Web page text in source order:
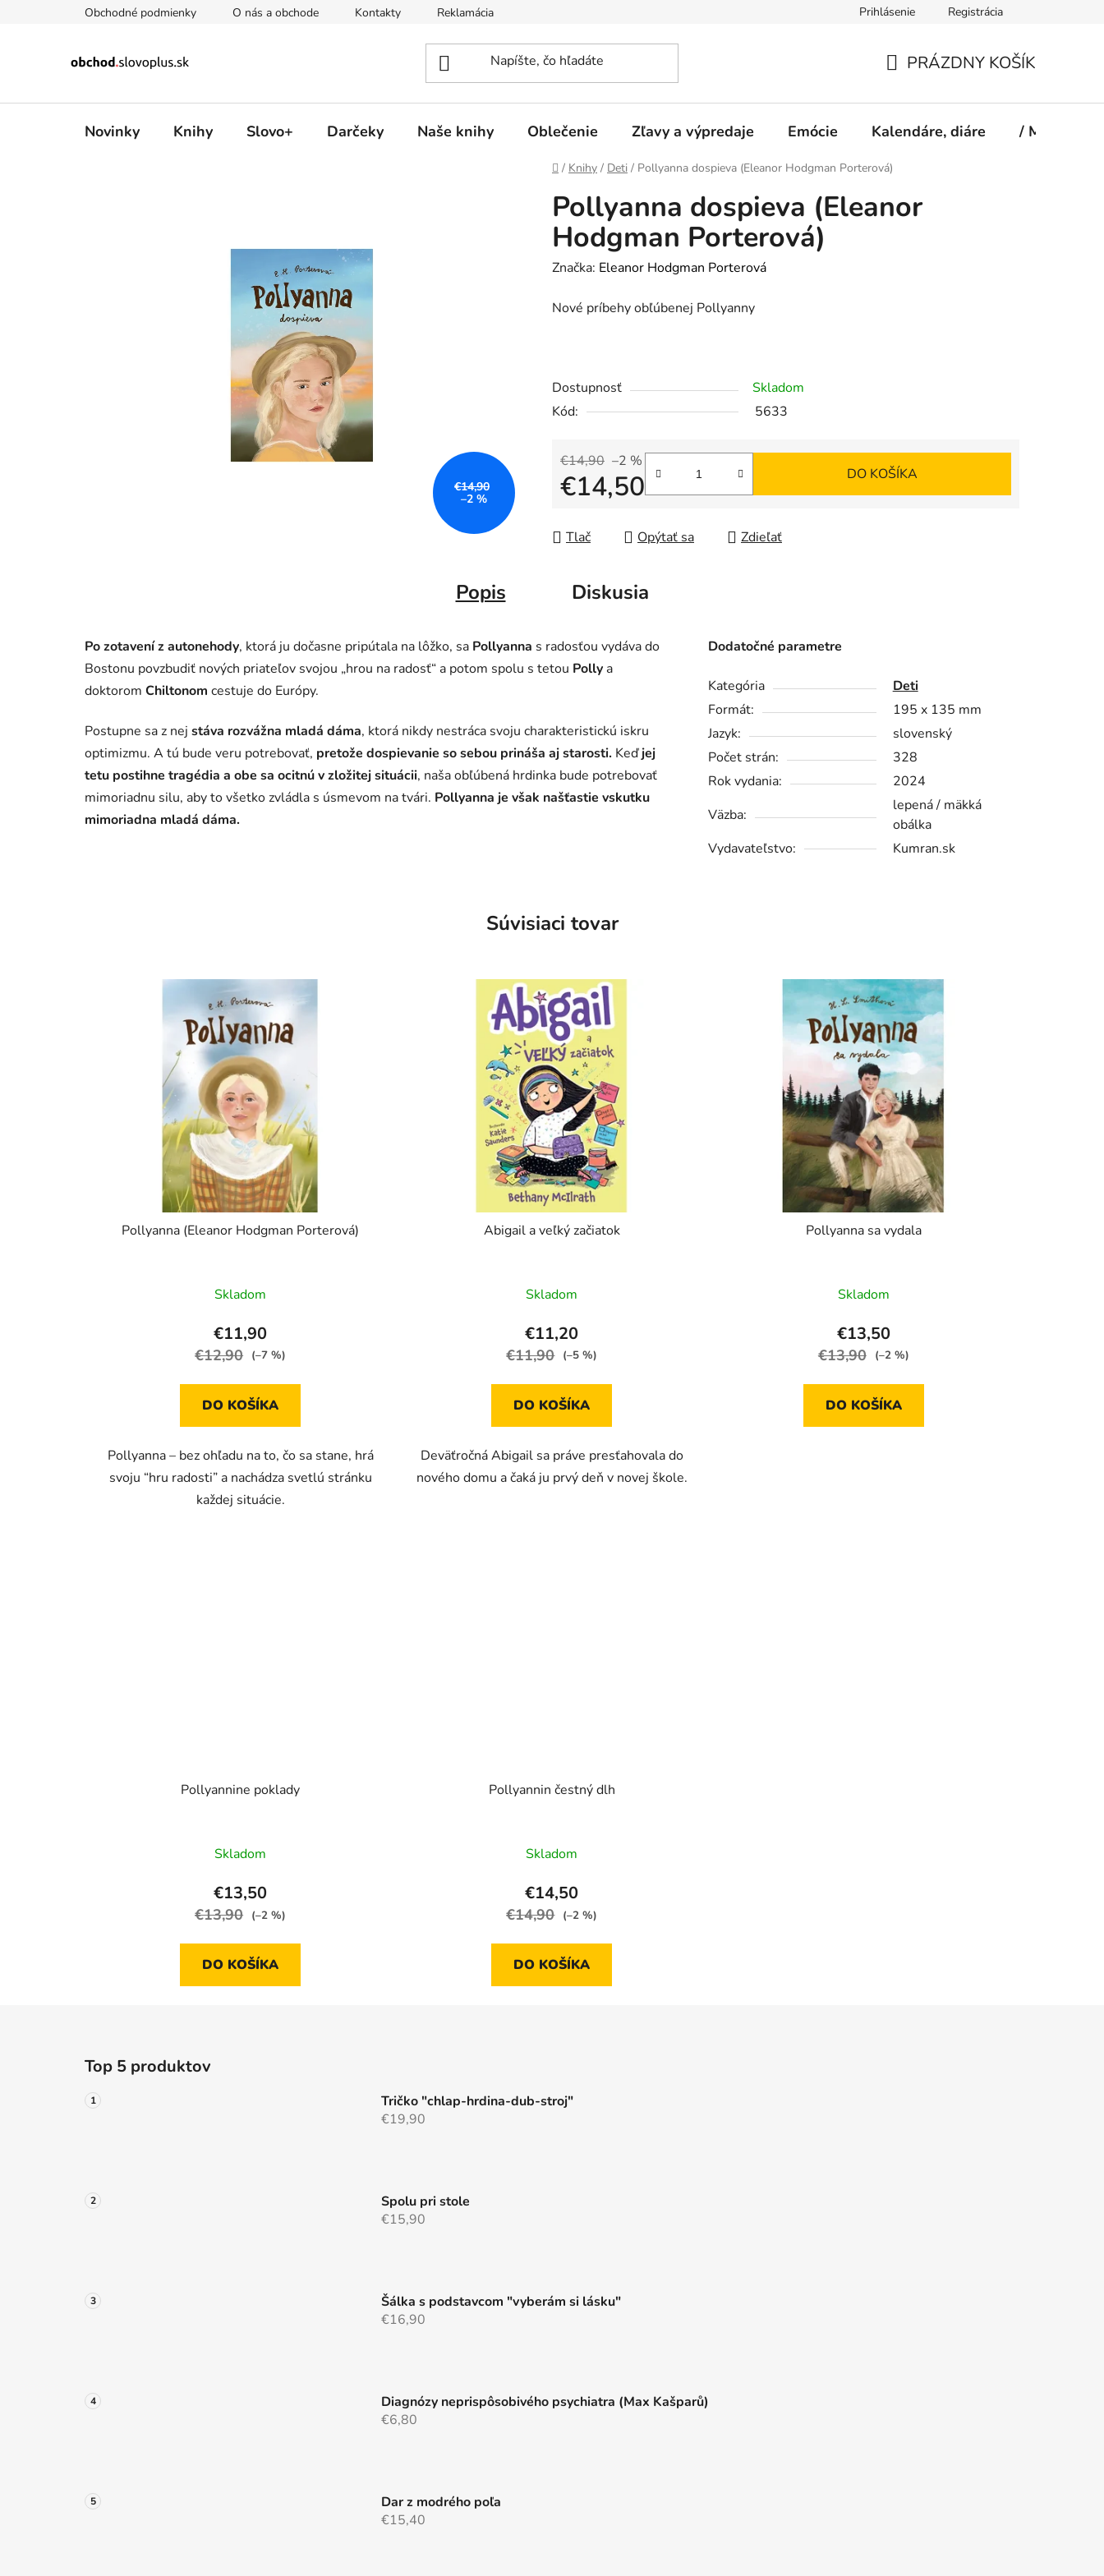
Obchodné podmienky O nás a obchode Kontakty Reklamácia Prihlásenie Registrácia
KOŠÍK
PRÁZDNY KOŠÍK
Novinky Knihy Slovo+ Darčeky Naše knihy Oblečenie Zľavy a výpredaje Emócie Kalendáre, diáre / Magazín
Domov
/ Knihy / Deti / Pollyanna dospieva (Eleanor Hodgman Porterová)
Pollyanna dospieva (Eleanor
Hodgman Porterová)
Značka: Eleanor Hodgman Porterová
Nové príbehy obľúbenej Pollyanny
Dostupnosť
Skladom
Kód:
5633
€14,90 –2 %
€14,50 DO KOŠÍKA
Tlač Opýtať sa Zdieľať
€14,90
–2 %
Popis Diskusia
Po zotavení z autonehody, ktorá ju dočasne pripútala na lôžko, sa Pollyanna s radosťou vydáva do
Bostonu povzbudiť nových priateľov svojou „hrou na radosť“ a potom spolu s tetou Polly a
doktorom Chiltonom cestuje do Európy.
Postupne sa z nej stáva rozvážna mladá dáma, ktorá nikdy nestráca svoju charakteristickú iskru
optimizmu. A tú bude veru potrebovať, pretože dospievanie so sebou prináša aj starosti. Keďjej
tetu postihne tragédia a obe sa ocitnú v zložitej situácii, naša obľúbená hrdinka bude potrebovať
mimoriadnu silu, aby to všetko zvládla s úsmevom na tvári. Pollyanna je však našťastie vskutku
mimoriadna mladá dáma.
Dodatočné parametre
Kategória
Deti
Formát:
195 x 135 mm
Jazyk:
slovenský
Počet strán:
328
Rok vydania:
2024
Väzba:
lepená / mäkká
obálka
Vydavateľstvo:
Kumran.sk
Súvisiaci tovar
Pollyanna (Eleanor Hodgman Porterová)
Skladom
€11,90
€12,90 (–7 %)
DO KOŠÍKA
Pollyanna – bez ohľadu na to, čo sa stane, hrá
svoju “hru radosti” a nachádza svetlú stránku
každej situácie.
Abigail a veľký začiatok
Skladom
€11,20
€11,90 (–5 %)
DO KOŠÍKA
Deväťročná Abigail sa práve presťahovala do
nového domu a čaká ju prvý deň v novej škole.
Pollyanna sa vydala
Skladom
€13,50
€13,90 (–2 %)
DO KOŠÍKA
Pollyannine poklady
Skladom
€13,50
€13,90 (–2 %)
DO KOŠÍKA
Pollyannin čestný dlh
Skladom
€14,50
€14,90 (–2 %)
DO KOŠÍKA
Top 5 produktov
Tričko "chlap-hrdina-dub-stroj"
€19,90
Spolu pri stole
€15,90
Šálka s podstavcom "vyberám si lásku"
€16,90
Diagnózy neprispôsobivého psychiatra (Max Kašparů)
€6,80
Dar z modrého poľa
€15,40